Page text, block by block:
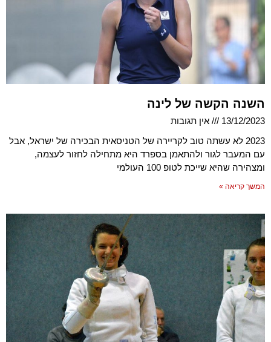
השנה הקשה של לינה
13/12/2023
אין תגובות
2023 לא עשתה טוב לקריירה של הטניסאית הבכירה של ישראל, אבל
עם המעבר לגור ולהתאמן בספרד היא מתחילה לחזור לעצמה,
ומצהירה שהיא שייכת לטופ 100 העולמי
המשך קריאה »